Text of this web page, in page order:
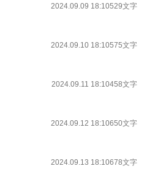
2024.09.09 18:10529文字
2024.09.10 18:10575文字
2024.09.11 18:10458文字
2024.09.12 18:10650文字
2024.09.13 18:10678文字